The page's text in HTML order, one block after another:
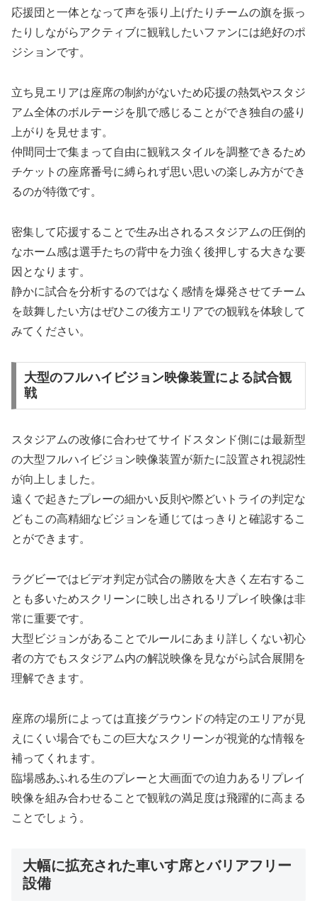
応援団と一体となって声を張り上げたりチームの旗を振っ
たりしながらアクティブに観戦したいファンには絶好のポ
ジションです。
立ち見エリアは座席の制約がないため応援の熱気やスタジ
アム全体のボルテージを肌で感じることができ独自の盛り
上がりを見せます。
仲間同士で集まって自由に観戦スタイルを調整できるため
チケットの座席番号に縛られず思い思いの楽しみ方ができ
るのが特徴です。
密集して応援することで生み出されるスタジアムの圧倒的
なホーム感は選手たちの背中を力強く後押しする大きな要
因となります。
静かに試合を分析するのではなく感情を爆発させてチーム
を鼓舞したい方はぜひこの後方エリアでの観戦を体験して
みてください。
大型のフルハイビジョン映像装置による試合観
戦
スタジアムの改修に合わせてサイドスタンド側には最新型
の大型フルハイビジョン映像装置が新たに設置され視認性
が向上しました。
遠くで起きたプレーの細かい反則や際どいトライの判定な
どもこの高精細なビジョンを通じてはっきりと確認するこ
とができます。
ラグビーではビデオ判定が試合の勝敗を大きく左右するこ
とも多いためスクリーンに映し出されるリプレイ映像は非
常に重要です。
大型ビジョンがあることでルールにあまり詳しくない初心
者の方でもスタジアム内の解説映像を見ながら試合展開を
理解できます。
座席の場所によっては直接グラウンドの特定のエリアが見
えにくい場合でもこの巨大なスクリーンが視覚的な情報を
補ってくれます。
臨場感あふれる生のプレーと大画面での迫力あるリプレイ
映像を組み合わせることで観戦の満足度は飛躍的に高まる
ことでしょう。
大幅に拡充された車いす席とバリアフリー
設備